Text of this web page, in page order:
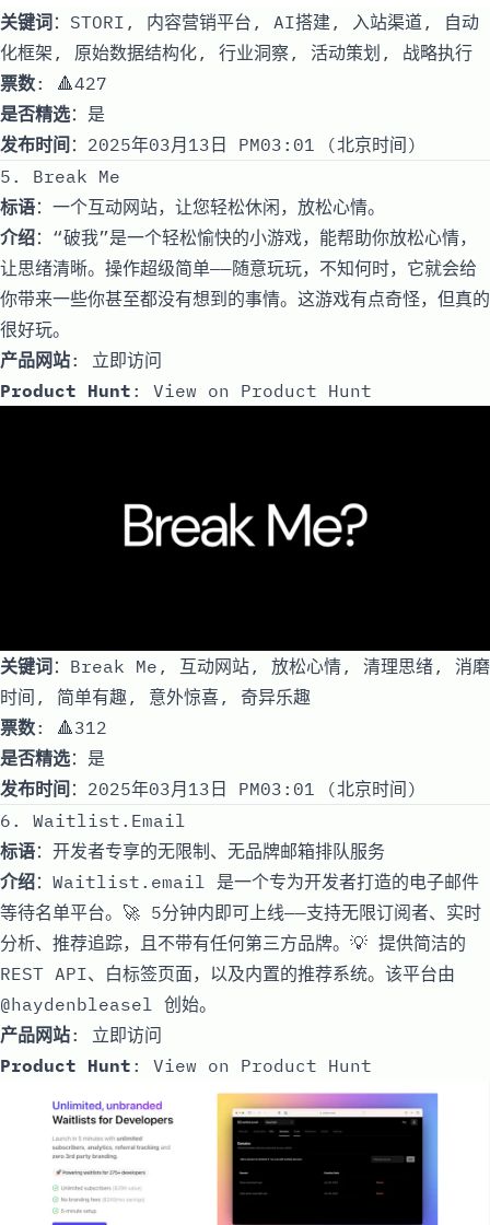
关键词：STORI, 内容营销平台, AI搭建, 入站渠道, 自动
化框架, 原始数据结构化, 行业洞察, 活动策划, 战略执行
票数: 🔺427
是否精选：是
发布时间 ：2025年03月13日 PM03:01 (北京时间)
5. Break Me
标语：一个互动网站，让您轻松休闲，放松心情。
介绍：“破我”是一个轻松愉快的小游戏，能帮助你放松心情，
让思绪清晰。操作超级简单——随意玩玩，不知何时，它就会给
你带来一些你甚至都没有想到的事情。这游戏有点奇怪，但真的
很好玩。
产品网站: 立即访问
Product Hunt : View on Product Hunt
关键词：Break Me, 互动网站, 放松心情, 清理思绪, 消磨
时间, 简单有趣, 意外惊喜, 奇异乐趣
票数: 🔺312
是否精选：是
发布时间 ：2025年03月13日 PM03:01 (北京时间)
6. Waitlist.Email
标语：开发者专享的无限制、无品牌邮箱排队服务
介绍：Waitlist.email 是一个专为开发者打造的电子邮件
等待名单平台。🚀 5分钟内即可上线——支持无限订阅者、实时
分析、推荐追踪，且不带有任何第三方品牌。💡 提供简洁的
REST API、白标签页面，以及内置的推荐系统。该平台由
@haydenbleasel 创始。
产品网站: 立即访问
Product Hunt : View on Product Hunt